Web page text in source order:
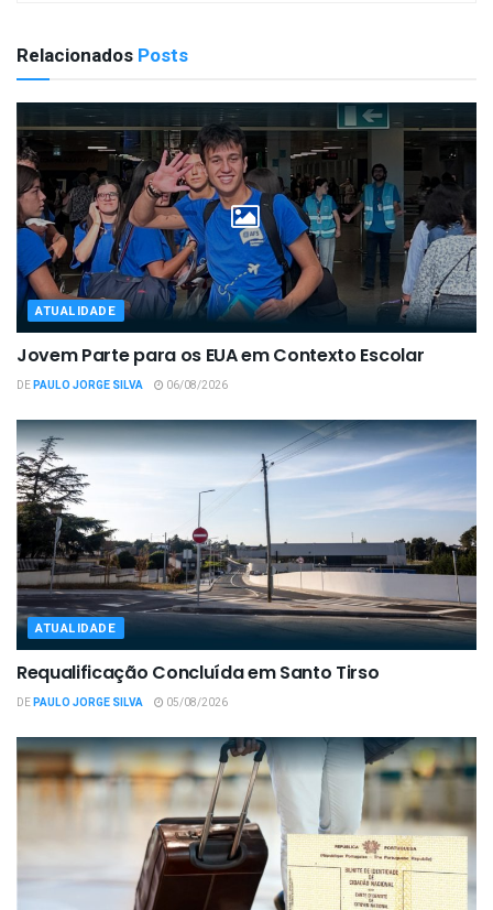
Relacionados Posts
ATUALIDADE
Jovem Parte para os EUA em Contexto Escolar
DEPAULO JORGE SILVA 06/08/2026
ATUALIDADE
Requalificação Concluída em Santo Tirso
DEPAULO JORGE SILVA 05/08/2026